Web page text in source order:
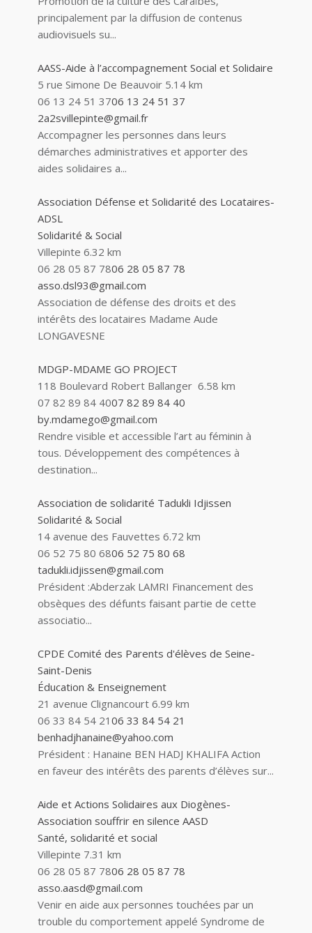
principalement par la diffusion de contenus
audiovisuels su...
AASS-Aide à l’accompagnement Social et Solidaire
5 rue Simone De Beauvoir 5.14 km
06 13 24 51 3706 13 24 51 37
2a2svillepinte@gmail.fr
Accompagner les personnes dans leurs
démarches administratives et apporter des
aides solidaires a...
Association Défense et Solidarité des Locataires-
ADSL
Solidarité & Social
Villepinte 6.32 km
06 28 05 87 7806 28 05 87 78
asso.dsl93@gmail.com
Association de défense des droits et des
intérêts des locataires Madame Aude
LONGAVESNE
MDGP-MDAME GO PROJECT
118 Boulevard Robert Ballanger 6.58 km
07 82 89 84 4007 82 89 84 40
by.mdamego@gmail.com
Rendre visible et accessible l’art au féminin à
tous. Développement des compétences à
destination...
Association de solidarité Tadukli Idjissen
Solidarité & Social
14 avenue des Fauvettes 6.72 km
06 52 75 80 6806 52 75 80 68
tadukli.idjissen@gmail.com
Président :Abderzak LAMRI Financement des
obsèques des défunts faisant partie de cette
associatio...
CPDE Comité des Parents d'élèves de Seine-
Saint-Denis
Éducation & Enseignement
21 avenue Clignancourt 6.99 km
06 33 84 54 21 06 33 84 54 21
benhadjhanaine@yahoo.com
Président : Hanaine BEN HADJ KHALIFA Action
en faveur des intérêts des parents d’élèves sur...
Aide et Actions Solidaires aux Diogènes-
Association souffrir en silence AASD
Santé, solidarité et social
Villepinte 7.31 km
06 28 05 87 7806 28 05 87 78
asso.aasd@gmail.com
Venir en aide aux personnes touchées par un
trouble du comportement appelé Syndrome de